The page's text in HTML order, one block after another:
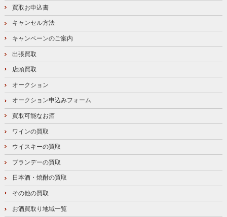
買取お申込書
キャンセル方法
キャンペーンのご案内
出張買取
店頭買取
オークション
オークション申込みフォーム
買取可能なお酒
ワインの買取
ウイスキーの買取
ブランデーの買取
日本酒・焼酎の買取
その他の買取
お酒買取り地域一覧